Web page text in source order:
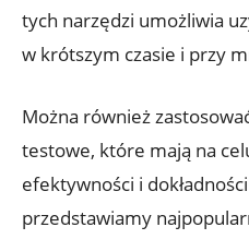
tych narzędzi umożliwia
w krótszym czasie i przy
Można również
testowe, które mają na
efektywności i
przedstawiamy